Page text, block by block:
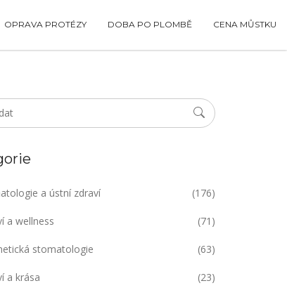
OPRAVA PROTÉZY DOBA PO PLOMBĚ CENA MŮSTKU
a ústní zdraví (176)
a wellness (71)
stomatologie (63)
a krása (23)